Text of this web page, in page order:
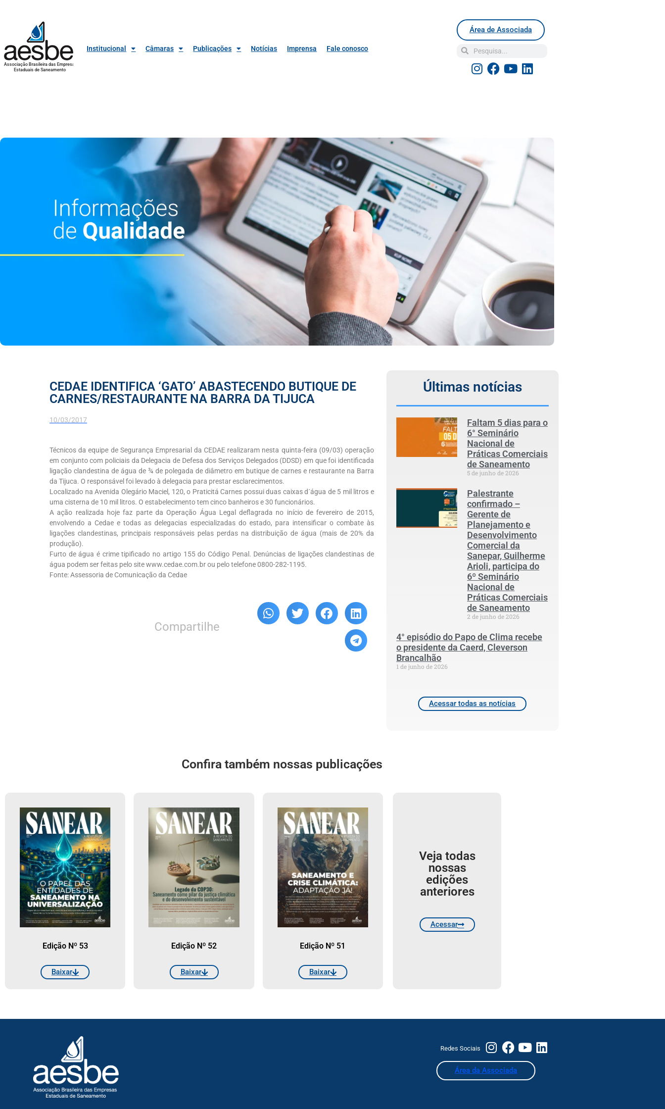
Associação Brasileira das Empresas
Estaduais de Saneamento
Institucional Câmaras Publicações Notícias Imprensa Fale conosco
Área de Associada
CEDAE IDENTIFICA ‘GATO’ ABASTECENDO BUTIQUE DE
CARNES/RESTAURANTE NA BARRA DA TIJUCA
10/03/2017
Técnicos da equipe de Segurança Empresarial da CEDAE realizaram nesta quinta-feira (09/03) operação
em conjunto com policiais da Delegacia de Defesa dos Serviços Delegados (DDSD) em que foi identificada
ligação clandestina de água de ¾ de polegada de diâmetro em butique de carnes e restaurante na Barra
da Tijuca. O responsável foi levado à delegacia para prestar esclarecimentos.
Localizado na Avenida Olegário Maciel, 120, o Praticitá Carnes possui duas caixas d´água de 5 mil litros e
uma cisterna de 10 mil litros. O estabelecimento tem cinco banheiros e 30 funcionários.
A ação realizada hoje faz parte da Operação Água Legal deflagrada no início de fevereiro de 2015,
envolvendo a Cedae e todas as delegacias especializadas do estado, para intensificar o combate às
ligações clandestinas, principais responsáveis pelas perdas na distribuição de água (mais de 20% da
produção).
Furto de água é crime tipificado no artigo 155 do Código Penal. Denúncias de ligações clandestinas de
água podem ser feitas pelo site www.cedae.com.br ou pelo telefone 0800-282-1195.
Fonte: Assessoria de Comunicação da Cedae
Compartilhe
Últimas notícias
Faltam 5 dias para o
6° Seminário
Nacional de
Práticas Comerciais
de Saneamento
5 de junho de 2026
Palestrante
confirmado –
Gerente de
Planejamento e
Desenvolvimento
Comercial da
Sanepar, Guilherme
Arioli, participa do
6º Seminário
Nacional de
Práticas Comerciais
de Saneamento
2 de junho de 2026
4° episódio do Papo de Clima recebe
o presidente da Caerd, Cleverson
Brancalhão
1 de junho de 2026
Acessar todas as notícias
Confira também nossas publicações
Edição Nº 53
Baixar
Edição Nº 52
Baixar
Edição Nº 51
Baixar
Veja todas
nossas
edições
anteriores
Acessar
Redes Sociais
Área da Associada